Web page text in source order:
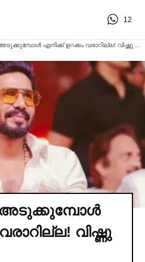
12
അടുക്കുമ്പോള്‍
വിഷ്ണു